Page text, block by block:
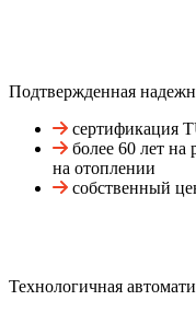
Подтвержденная
сертификация
более 60 лет
на отоплении
собственный
Технологичная